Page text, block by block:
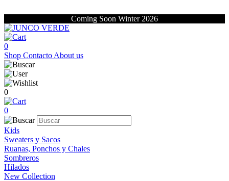
Coming Soon Winter 2026
0
Shop Contacto About us
0
0
Kids
Sweaters y Sacos
Ruanas, Ponchos y Chales
Sombreros
Hilados
New Collection